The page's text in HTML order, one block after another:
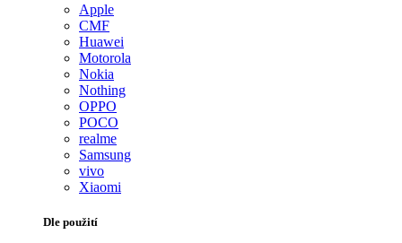
Apple
CMF
Huawei
Motorola
Nokia
Nothing
OPPO
POCO
realme
Samsung
vivo
Xiaomi
Dle použití